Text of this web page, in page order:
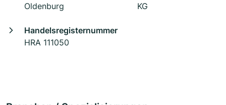
Oldenburg
KG
Handelsregisternummer
HRA 111050